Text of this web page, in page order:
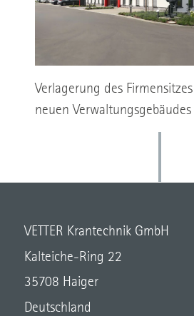
Verlagerung des
neuen
VETTER Krantechnik GmbH
Kalteiche-Ring 22
35708 Haiger
Deutschland